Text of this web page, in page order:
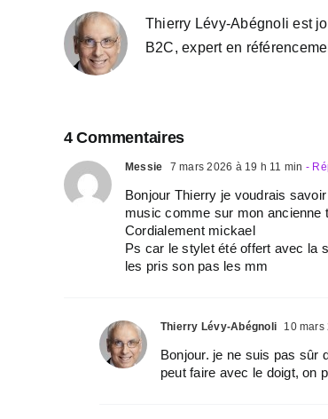
Thierry Lévy-Abégnoli est
B2C, expert en
4 Commentaires
Messie 7 mars 2026 à 19 h 11 min -
Bonjour Thierry je voudrais
music comme sur mon ancienne
Cordialement mickael
Ps car le stylet été offert avec la
les pris son pas les mm
Thierry Lévy-Abégnoli 10 mars
Bonjour. je ne suis pas sûr
peut faire avec le doigt, on